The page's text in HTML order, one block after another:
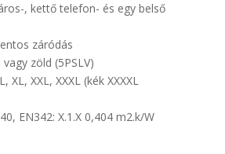
, kettő telefon- és egy belső
záródás
zöld (5PSLV)
XL, XXL, XXXL (kék XXXXL
EN342: X.1.X 0,404 m2.k/W